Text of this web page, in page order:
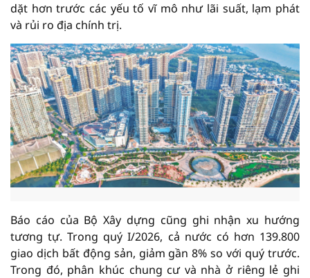
dặt hơn trước các yếu tố vĩ mô như lãi suất, lạm phát
và rủi ro địa chính trị.
Báo cáo của Bộ Xây dựng cũng ghi nhận xu hướng
tương tự. Trong quý I/2026, cả nước có hơn 139.800
giao dịch bất động sản, giảm gần 8% so với quý trước.
Trong đó, phân khúc chung cư và nhà ở riêng lẻ ghi